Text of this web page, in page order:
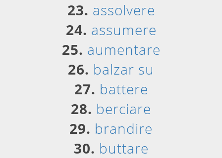
23. assolvere
24. assumere
25. aumentare
26. balzar su
27. battere
28. berciare
29. brandire
30. buttare